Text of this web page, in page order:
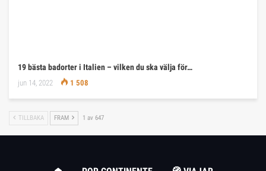
19 bästa badorter i Italien – vilken du ska välja för…
jun 14, 2022 1 508
TILLBAKA FRAM 1 av 647